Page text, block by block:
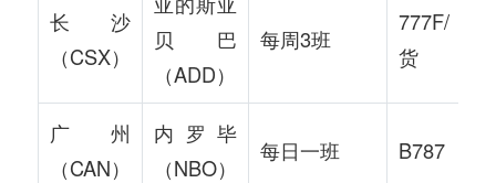
长沙
（CSX）
贝巴
（ADD）
每周3班
777F/客
货
广州
（CAN）
内罗毕
（NBO）
每日一班 B787